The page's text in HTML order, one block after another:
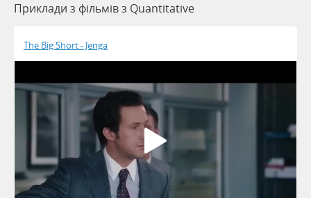
Приклади з фільмів з Quantitative
The Big Short - Jenga